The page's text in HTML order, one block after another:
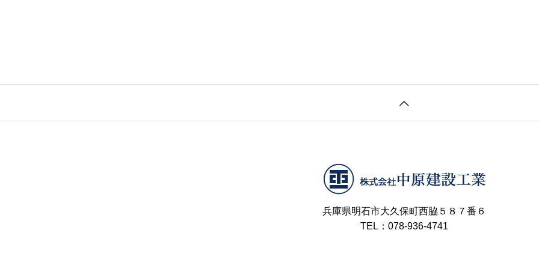
兵庫県明石市大久保町西脇５８７番６
TEL：078-936-4741